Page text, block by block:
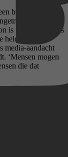
buitengewone
– op blote
is in Australië, als
Een
media-aandacht
‘Mensen mogen
die dat
naar
hoe hij die
inspirerende
hij jou wil
hij anderen
jezelf en op